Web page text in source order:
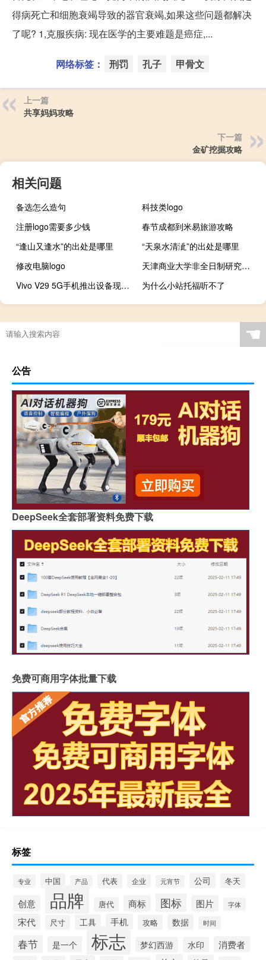
得病死亡和细胞衰竭导致的器官衰竭,如果这些问题都解决
了呢? 1,克服疾病: 现在医学的主要难题是癌症,...
网络标签： 刑罚 孔子 甲骨文
上一篇
共享妈妈攻略
下一篇
金矿挖掘攻略
相关问题
备选怎么造句
科技类logo
注册logo需要多少钱
春节成都到米易旅游攻略
“逢山又逢水”的出处是哪里
“天泉水清泚”的出处是哪里
修改电脑logo
天津商业大学非全日制研究生专业有哪些
Vivo V29 5G手机推出设备现已接受预订
为什么小站托福听不了
☚
公告
DeepSeek全套部署资料免费下载
免费可商用字体批量下载
标签
专业 中国 产品 代表 企业 元宵节 公司 冬天
创意 品牌 唐代 商标 图标 图片 字体
宋代 尺寸 工具 手机 攻略 数据 时间
春节 是一个 标志 梦幻西游 水印 消费者